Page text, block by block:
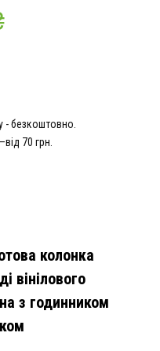
- безкоштовно.
70 грн.
колонка
вінілового
з годинником